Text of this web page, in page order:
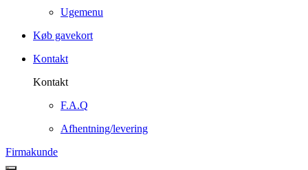
Ugemenu
Køb gavekort
Kontakt
Kontakt
F.A.Q
Afhentning/levering
Firmakunde